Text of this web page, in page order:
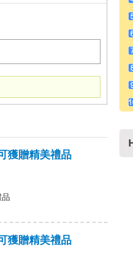
獲贈精美禮品
獲贈精美禮品